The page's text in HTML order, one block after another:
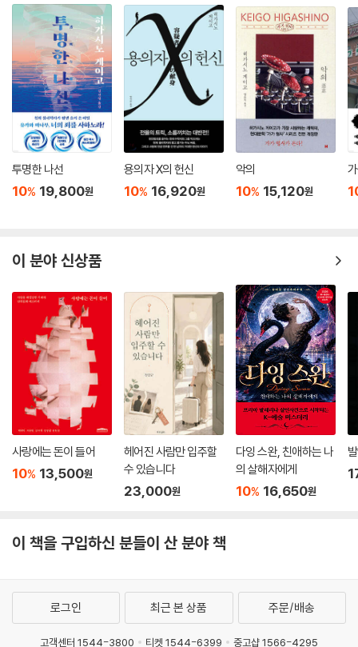
투명한 나선
10% 19,800원
용의자 X의 헌신
10% 16,920원
악의
10% 15,120원
이 분야 신상품
사랑에는 돈이 들어
10% 13,500원
헤어진 사람만 입주할
수 있습니다
23,000원
다잉 스완, 친애하는 나
의 살해자에게
10% 16,650원
이 책을 구입하신 분들이 산 분야 책
로그인 최근 본 상품 주문/배송
고객센터 1544-3800 티켓 1544-6399 중고샵 1566-4295